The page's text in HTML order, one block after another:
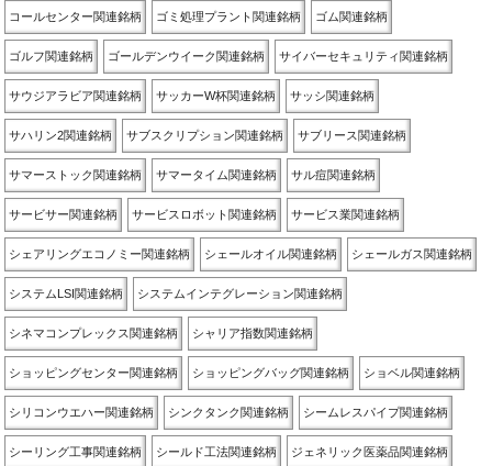
コールセンター関連銘柄 ゴミ処理プラント関連銘柄 ゴム関連銘柄
ゴルフ関連銘柄 ゴールデンウイーク関連銘柄 サイバーセキュリティ関連銘柄
サウジアラビア関連銘柄 サッカーW杯関連銘柄 サッシ関連銘柄
サハリン2関連銘柄 サブスクリプション関連銘柄 サブリース関連銘柄
サマーストック関連銘柄 サマータイム関連銘柄 サル痘関連銘柄
サービサー関連銘柄 サービスロボット関連銘柄 サービス業関連銘柄
シェアリングエコノミー関連銘柄 シェールオイル関連銘柄 シェールガス関連銘柄
システムLSI関連銘柄 システムインテグレーション関連銘柄
シネマコンプレックス関連銘柄 シャリア指数関連銘柄
ショッピングセンター関連銘柄 ショッピングバッグ関連銘柄 ショベル関連銘柄
シリコンウエハー関連銘柄 シンクタンク関連銘柄 シームレスパイプ関連銘柄
シーリング工事関連銘柄 シールド工法関連銘柄 ジェネリック医薬品関連銘柄